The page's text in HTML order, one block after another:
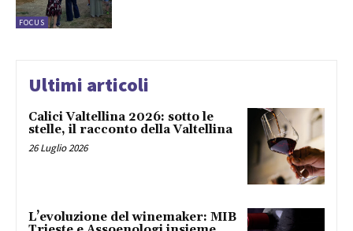
FOCUS
Ultimi articoli
Calici Valtellina 2026: sotto le
stelle, il racconto della Valtellina
26 Luglio 2026
L’evoluzione del winemaker: MIB